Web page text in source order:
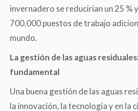
invernadero se reducirían un 25 %
700.000 puestos de trabajo
mundo.
La gestión de las aguas
fundamental
Una buena gestión de las aguas
la innovación, la tecnología y en la